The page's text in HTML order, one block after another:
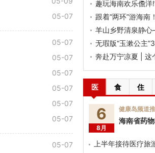
05-07
05-07
05-07
05-07
05-07
05-07
05-07
05-07
趣玩海南欢乐儋洋
跟着“两环”游海南
羊山乡野清泉静
无瑕版“玉漱公主
奔赴万宁凉夏 | 这
医 食 住
6
8月
健康岛频道
海南省药
上半年接待医疗旅